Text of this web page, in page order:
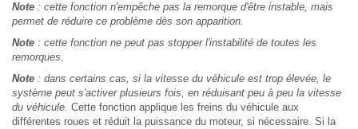
Note : cette fonction n'empêche pas la remorque d'être instable, mais
permet de réduire ce problème dès son apparition.
Note : cette fonction ne peut pas stopper l'instabilité de toutes les
remorques.
Note : dans certains cas, si la vitesse du véhicule est trop élevée, le
système peut s'activer plusieurs fois, en réduisant peu à peu la vitesse
du véhicule. Cette fonction applique les freins du véhicule aux
différentes roues et réduit la puissance du moteur, si nécessaire. Si la